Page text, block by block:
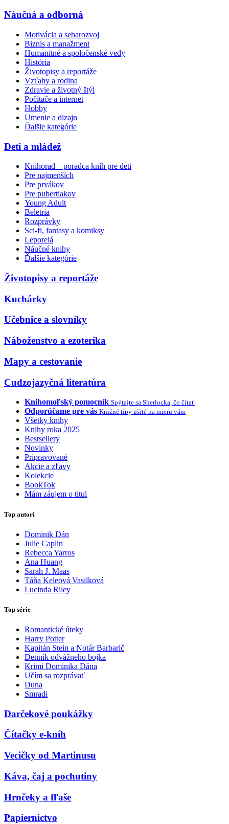
Náučná a odborná
Motivácia a sebarozvoj
Biznis a manažment
Humanitné a spoločenské vedy
História
Životopisy a reportáže
Vzťahy a rodina
Zdravie a životný štýl
Počítače a internet
Hobby
Umenie a dizajn
Ďalšie kategórie
Deti a mládež
Knihorad – poradca kníh pre deti
Pre najmenších
Pre prvákov
Pre pubertiakov
Young Adult
Beletria
Rozprávky
Sci-fi, fantasy a komiksy
Leporelá
Náučné knihy
Ďalšie kategórie
Životopisy a reportáže
Kuchárky
Učebnice a slovníky
Náboženstvo a ezoterika
Mapy a cestovanie
Cudzojazyčná literatúra
Knihomoľský pomocník Spýtajte sa Sherlocka, čo čítať
Odporúčame pre vás Knižné tipy ušité na mieru vám
Všetky knihy
Knihy roka 2025
Bestsellery
Novinky
Pripravované
Akcie a zľavy
Kolekcie
BookTok
Mám záujem o titul
Top autori
Dominik Dán
Julie Caplin
Rebecca Yarros
Ana Huang
Sarah J. Maas
Táňa Keleová Vasilková
Lucinda Riley
Top série
Romantické úteky
Harry Potter
Kapitán Stein a Notár Barbarič
Denník odvážneho bojka
Krimi Dominika Dána
Učím sa rozprávať
Duna
Smradi
Darčekové poukážky
Čítačky e-kníh
Vecičky od Martinusu
Káva, čaj a pochutiny
Hrnčeky a fľaše
Papiernictvo